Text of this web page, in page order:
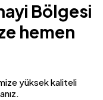
Bölgesi
hemen
yüksek kaliteli